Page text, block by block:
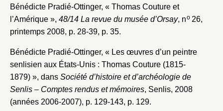
Bénédicte Pradié-Ottinger, « Thomas Couture et
l’Amérique », 48/14 La revue du musée d’Orsay, no26,
printemps 2008, p. 28-39, p. 35.
Bénédicte Pradié-Ottinger, « Les œuvres d’un peintre
senlisien aux États-Unis : Thomas Couture (1815-
1879) », dans Société d’histoire et d’archéologie de
Senlis – Comptes rendus et mémoires, Senlis, 2008
(années 2006-2007), p. 129-143, p. 129.